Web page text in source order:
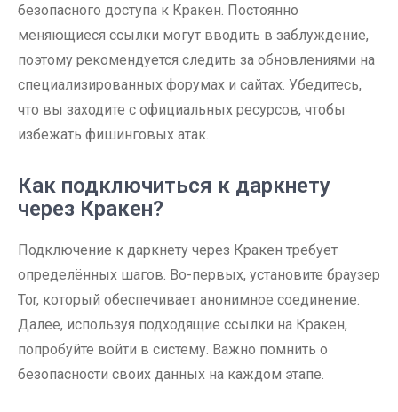
безопасного доступа к Кракен. Постоянно
меняющиеся ссылки могут вводить в заблуждение,
поэтому рекомендуется следить за обновлениями на
специализированных форумах и сайтах. Убедитесь,
что вы заходите с официальных ресурсов, чтобы
избежать фишинговых атак.
Как подключиться к даркнету
через Кракен?
Подключение к даркнету через Кракен требует
определённых шагов. Во-первых, установите браузер
Tor, который обеспечивает анонимное соединение.
Далее, используя подходящие ссылки на Кракен,
попробуйте войти в систему. Важно помнить о
безопасности своих данных на каждом этапе.